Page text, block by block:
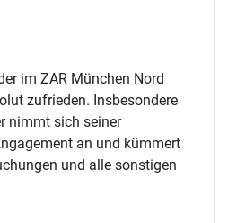
im ZAR München Nord
zufrieden. Insbesondere
nimmt sich seiner
an und kümmert
und alle sonstigen